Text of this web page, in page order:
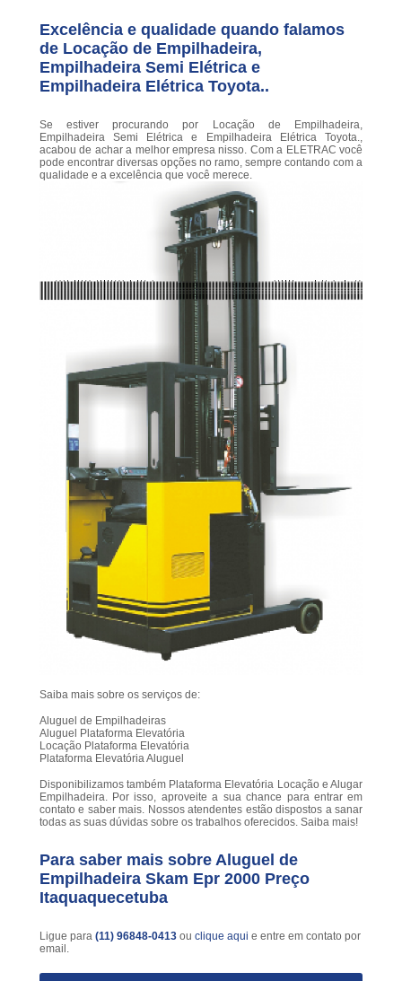
Excelência e qualidade quando falamos
de Locação de Empilhadeira,
Empilhadeira Semi Elétrica e
Empilhadeira Elétrica Toyota..
Se estiver procurando por Locação de Empilhadeira,
Empilhadeira Semi Elétrica e Empilhadeira Elétrica Toyota.,
acabou de achar a melhor empresa nisso. Com a ELETRAC você
pode encontrar diversas opções no ramo, sempre contando com a
qualidade e a excelência que você merece.
Saiba mais sobre os serviços de:
Aluguel de Empilhadeiras
Aluguel Plataforma Elevatória
Locação Plataforma Elevatória
Plataforma Elevatória Aluguel
Disponibilizamos também Plataforma Elevatória Locação e Alugar
Empilhadeira. Por isso, aproveite a sua chance para entrar em
contato e saber mais. Nossos atendentes estão dispostos a sanar
todas as suas dúvidas sobre os trabalhos oferecidos. Saiba mais!
Para saber mais sobre Aluguel de
Empilhadeira Skam Epr 2000 Preço
Itaquaquecetuba
Ligue para (11) 96848-0413 ou clique aqui e entre em contato por
email.